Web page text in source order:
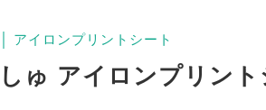
アイロンプリントシート
ゅ アイロンプリン